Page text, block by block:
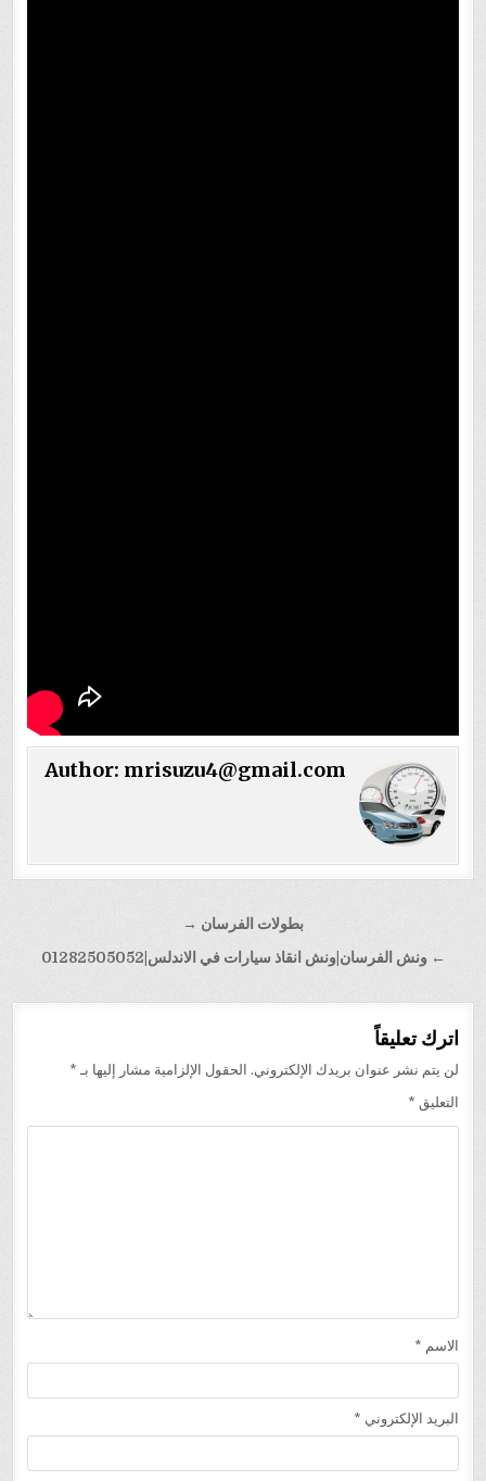
Author: mrisuzu4@gmail.com
المقالات
بطولات الفرسان →
← ونش الفرسان|ونش انقاذ سيارات في الاندلس|01282505052
اترك تعليقاً
لن يتم نشر عنوان بريدك الإلكتروني. الحقول الإلزامية مشار إليها بـ *
التعليق *
الاسم *
البريد الإلكتروني *